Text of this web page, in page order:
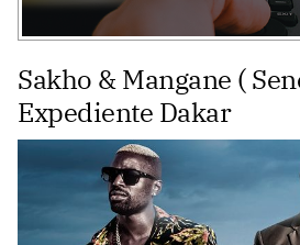
Sakho & Mangane (
Expediente Dakar